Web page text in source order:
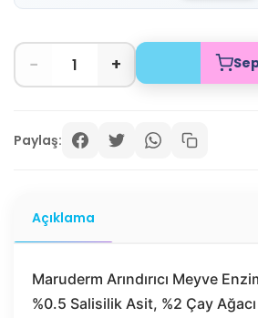
− +
Paylaş:
Açıklama
Maruderm Arındırıcı Meyve
%0.5 Salisilik Asit, %2 Çay Ağacı